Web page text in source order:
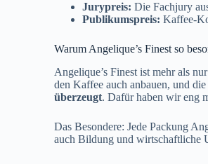
Jurypreis: Die Fachjury
Publikumspreis: Kaffee-
Warum Angelique’s Finest so
Angelique’s Finest ist mehr als
den Kaffee auch anbauen, und
überzeugt. Dafür haben wir eng
Das Besondere: Jede Packung
auch Bildung und wirtschaftliche